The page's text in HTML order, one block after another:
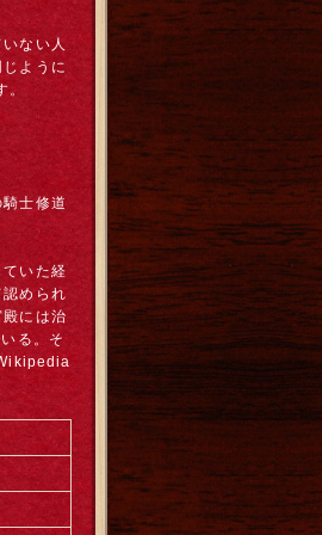
ない人
ように
。
士修道
いた経
められ
には治
る。そ